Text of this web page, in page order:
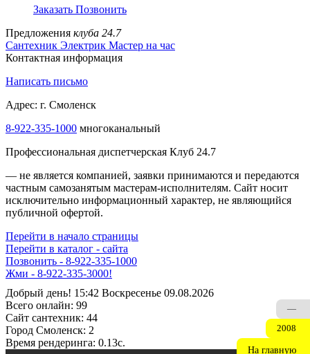
Заказать Позвонить
Предложения клуба 24.7
Сантехник Электрик Мастер на час
Контактная информация
Написать письмо
Адрес: г. Смоленск
8-922-335-1000 многоканальный
Профессиональная диспетчерская Клуб 24.7
— не является компанией, заявки принимаются и передаются
частным самозанятым мастерам‑исполнителям. Сайт носит
исключительно информационный характер, не являющийся
публичной офертой.
Перейти в начало страницы
Перейти в каталог - сайта
Позвонить - 8-922-335-1000
Жми - 8-922-335-3000!
Добрый день! 15:42 Воскресенье 09.08.2026
Всего онлайн: 99
Сайт cантехник: 44
Город Смоленск: 2
Время рендеринга: 0.13c.
—
2008
На главную